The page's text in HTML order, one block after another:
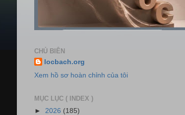
CHỦ BIÊN
locbach.org
Xem hồ sơ hoàn chỉnh của tôi
MỤC LỤC ( INDEX )
► 2026 (185)